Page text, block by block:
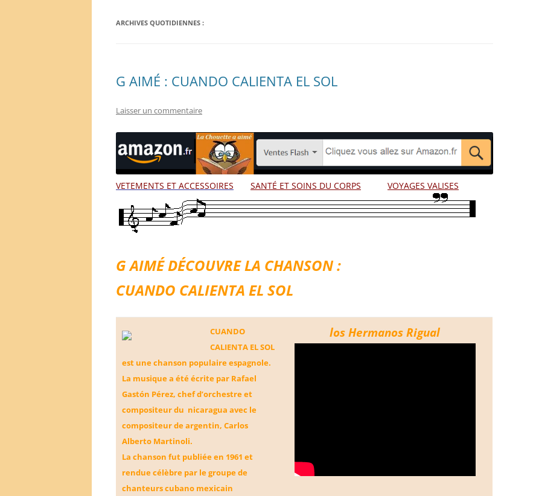
ARCHIVES QUOTIDIENNES :
G AIMÉ : CUANDO CALIENTA EL SOL
Laisser un commentaire
VETEMENTS ET ACCESSOIRES SANTÉ ET SOINS DU CORPS VOYAGES VALISES
G AIMÉ DÉCOUVRE LA CHANSON :
CUANDO CALIENTA EL SOL
CUANDO
CALIENTA EL SOL
est une chanson populaire espagnole.
La musique a été écrite par Rafael
Gastón Pérez, chef d’orchestre et
compositeur du nicaragua avec le
compositeur de argentin, Carlos
Alberto Martinoli.
La chanson fut publiée en 1961 et
rendue célèbre par le groupe de
chanteurs cubano mexicain
los Hermanos Rigual